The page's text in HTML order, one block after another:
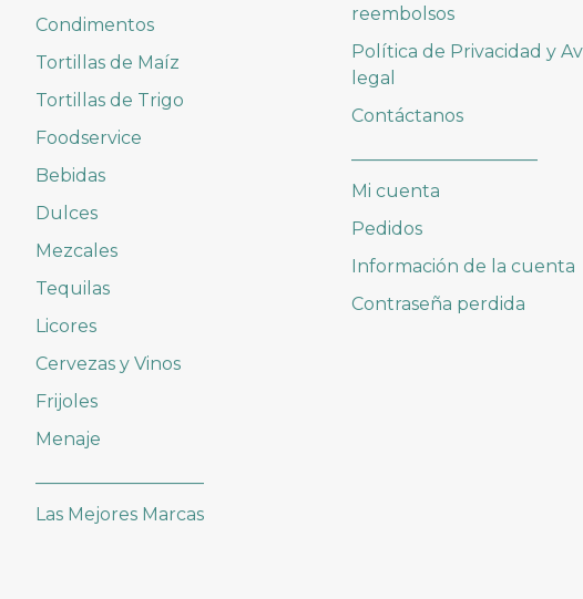
Condimentos
Tortillas de Maíz
Tortillas de Trigo
Foodservice
Bebidas
Dulces
Mezcales
Tequilas
Licores
Cervezas y Vinos
Frijoles
Menaje
Las Mejores Marcas
reembolsos
Política de Privacidad y
legal
Contáctanos
Mi cuenta
Pedidos
Información de la cuenta
Contraseña perdida